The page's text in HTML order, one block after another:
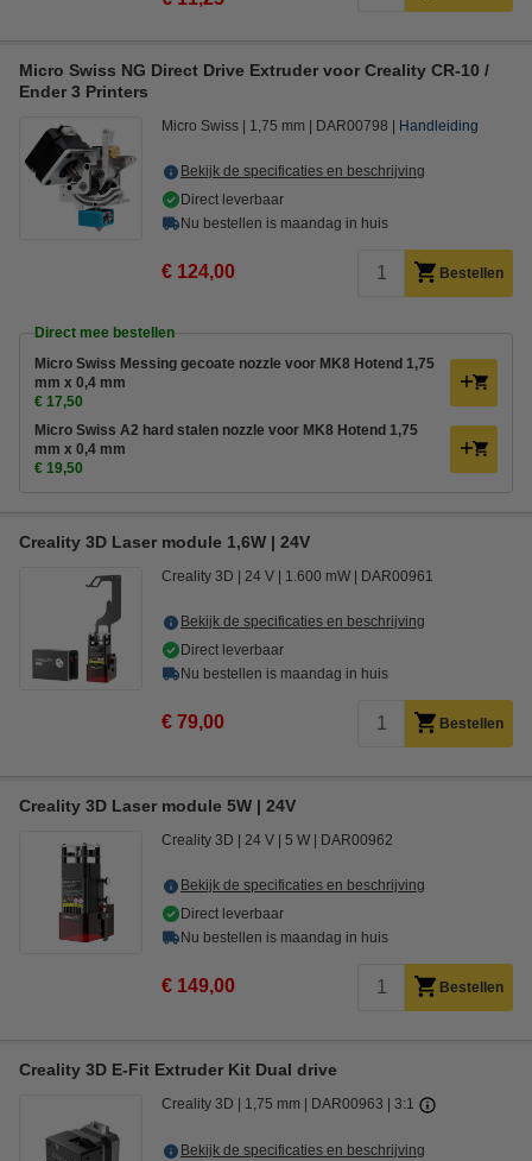
Micro Swiss NG Direct Drive Extruder voor Creality CR-10 /
Ender 3 Printers
Micro Swiss 1,75 mm DAR00798 Handleiding
Bekijk de specificaties en beschrijving
Direct leverbaar
Nu bestellen is maandag in huis
€ 124,00 Bestellen
Direct mee bestellen
Micro Swiss Messing gecoate nozzle voor MK8 Hotend 1,75
mm x 0,4 mm
€ 17,50
Micro Swiss A2 hard stalen nozzle voor MK8 Hotend 1,75
mm x 0,4 mm
€ 19,50
Creality 3D Laser module 1,6W | 24V
Creality 3D 24 V 1.600 mW DAR00961
Bekijk de specificaties en beschrijving
Direct leverbaar
Nu bestellen is maandag in huis
€ 79,00 Bestellen
Creality 3D Laser module 5W | 24V
Creality 3D 24 V 5 W DAR00962
Bekijk de specificaties en beschrijving
Direct leverbaar
Nu bestellen is maandag in huis
€ 149,00 Bestellen
Creality 3D E-Fit Extruder Kit Dual drive
Creality 3D 1,75 mm DAR00963 3:1
Bekijk de specificaties en beschrijving